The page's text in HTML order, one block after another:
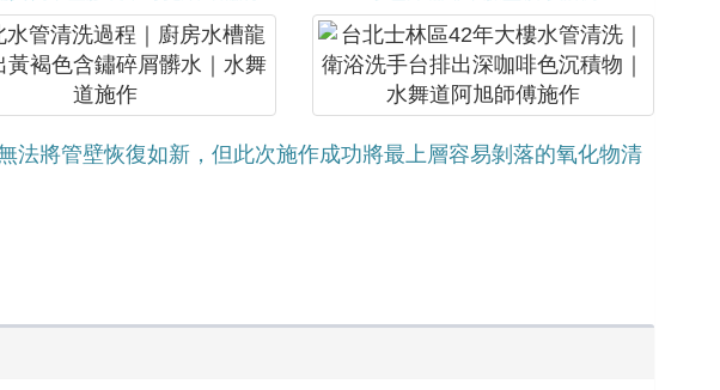
將管壁恢復如新，但此次施作成功將最上層容易剝落的氧化物清